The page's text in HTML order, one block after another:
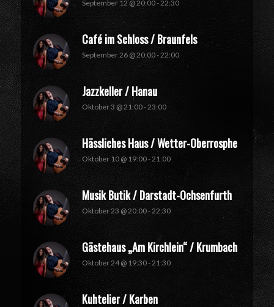
September 12 @ 20:00-22:30
Café im Schloss / Braunfels
September 26 @ 20:00-22:00
Jazzkeller / Hanau
Oktober 3 @ 21:00-23:00
Hässliches Haus / Wetter-Oberrosphe
Oktober 10 @ 19:00-21:00
Musik Butik / Darstadt-Ochsenfurth
Oktober 23 @ 20:00-22:30
Gästehaus „Am Kirchlein“ / Krumbach
Oktober 24 @ 19:30-21:30
Kuhtelier / Karben